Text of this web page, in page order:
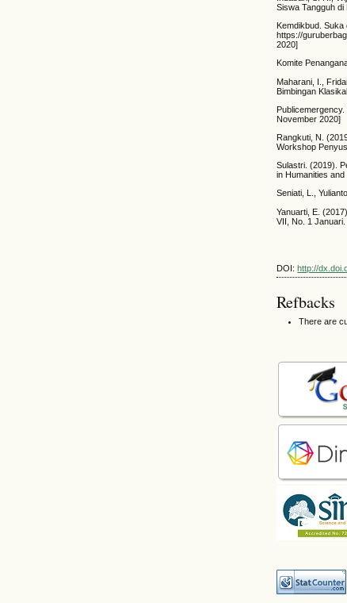
Siswa Tangguh
Kemdikbud.
https://
2020]
Komite
Maharani, I.,
Bimbingan
November 2020]
Rangkuti, N.
Workshop
Sulastri. (2019).
in Humanities
Seniati, L.,
Yanuarti, E.
VII, No. 1 Januari.
DOI:http://
Refbacks
There are